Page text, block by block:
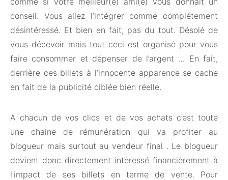
conseil. Vous allez l’intégrer comme complétement
désintéressé. Et bien en fait, pas du tout. Désolé de
vous décevoir mais tout ceci est organisé pour vous
faire consommer et dépenser de l’argent … En fait,
derrière ces billets à l’innocente apparence se cache
en fait de la publicité ciblée bien réelle.
A chacun de vos clics et de vos achats c’est toute
une chaine de rémunération qui va profiter au
blogueur mais surtout au vendeur final . Le blogueur
devient donc directement intéressé financièrement à
l’impact de ses billets en terme de vente. Pour